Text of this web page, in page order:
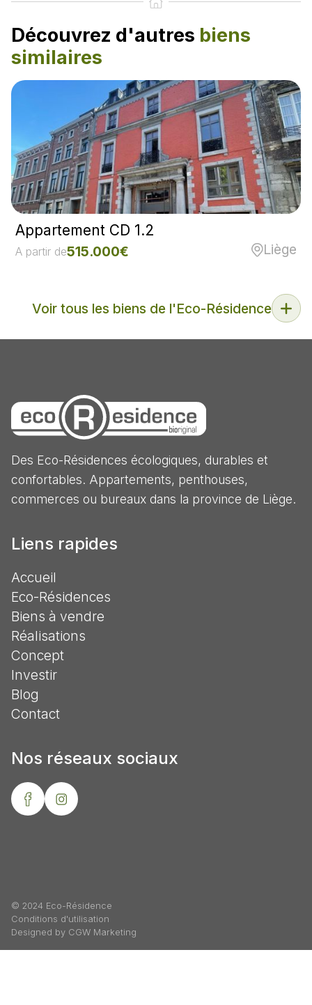
Découvrez d'autres biens
similaires
Appartement CD 1.2
A partir de515.000€ Liège
Voir tous les biens de l'Eco-Résidence
Des Eco-Résidences écologiques, durables et
confortables. Appartements, penthouses,
commerces ou bureaux dans la province de Liège.
Liens rapides
Accueil
Eco-Résidences
Biens à vendre
Réalisations
Concept
Investir
Blog
Contact
Nos réseaux sociaux
© 2024 Eco-Résidence
Conditions d'utilisation
Designed by CGW Marketing